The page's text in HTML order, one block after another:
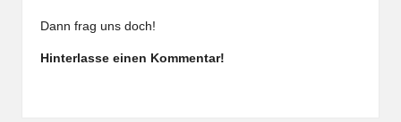
Dann frag uns doch!
Hinterlasse einen Kommentar!